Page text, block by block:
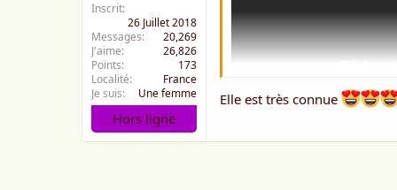
Inscrit
26 Juillet 2018
Messages
20,269
J'aime
26,826
Points
173
Localité
France
Je suis
Une femme
Hors ligne
Elle est très connue